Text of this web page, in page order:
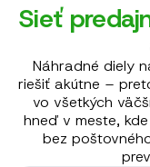
Sieť
Náhradné diely
riešiť akútne –
vo všetkých
hneď v meste,
bez